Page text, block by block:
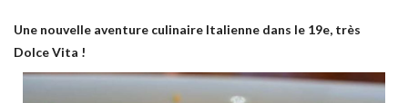
Une nouvelle aventure culinaire Italienne dans le 19e, très
Dolce Vita !